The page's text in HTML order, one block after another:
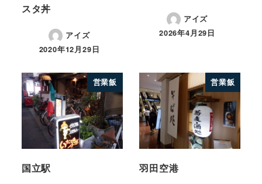
スタ丼
アイズ
2020年12月29日
アイズ
2026年4月29日
営業飯
国立駅
営業飯
羽田空港